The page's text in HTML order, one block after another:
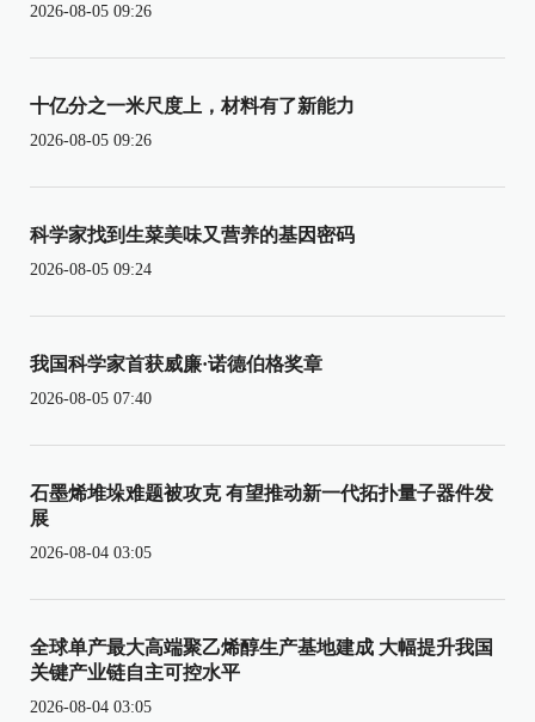
2026-08-05 09:26
十亿分之一米尺度上，材料有了新能力
2026-08-05 09:26
科学家找到生菜美味又营养的基因密码
2026-08-05 09:24
我国科学家首获威廉·诺德伯格奖章
2026-08-05 07:40
石墨烯堆垛难题被攻克 有望推动新一代拓扑量子器件发
展
2026-08-04 03:05
全球单产最大高端聚乙烯醇生产基地建成 大幅提升我国
关键产业链自主可控水平
2026-08-04 03:05